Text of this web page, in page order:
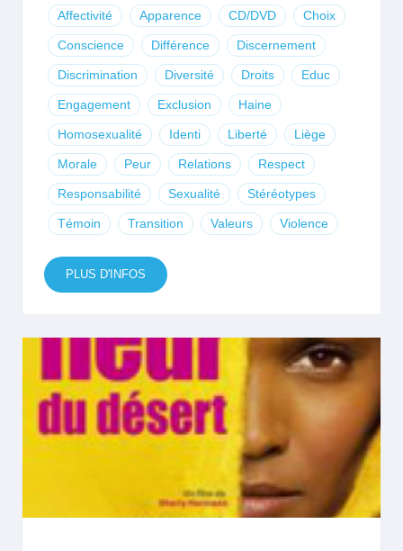
Affectivité Apparence CD/DVD Choix
Conscience Différence Discernement
Discrimination Diversité Droits Educ
Engagement Exclusion Haine
Homosexualité Identi Liberté Liège
Morale Peur Relations Respect
Responsabilité Sexualité Stéréotypes
Témoin Transition Valeurs Violence
PLUS D'INFOS